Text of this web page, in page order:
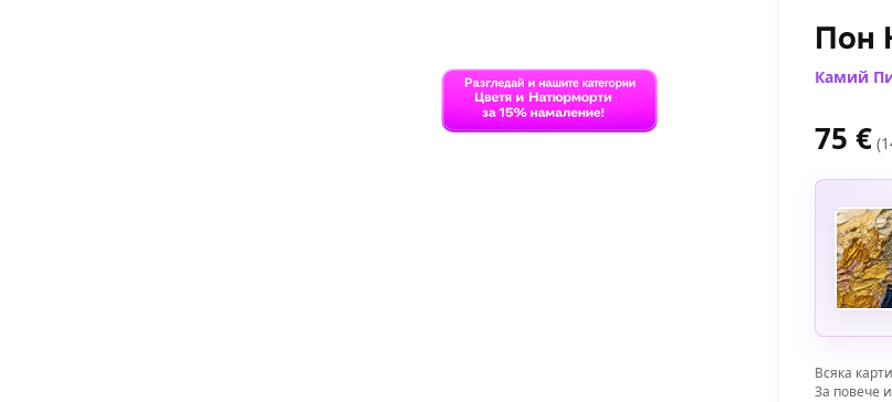
Пон
Камий
75 €
Всяка
За повече